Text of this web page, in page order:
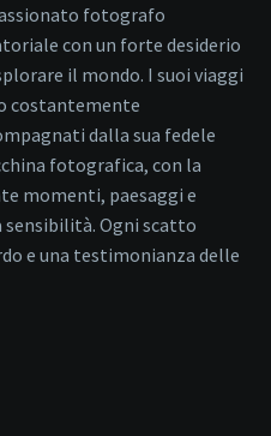
fotografo
con un forte desiderio
il mondo. I suoi viaggi
costantemente
dalla sua fedele
fotografica, con la
momenti, paesaggi e
sensibilità. Ogni scatto
e una testimonianza delle